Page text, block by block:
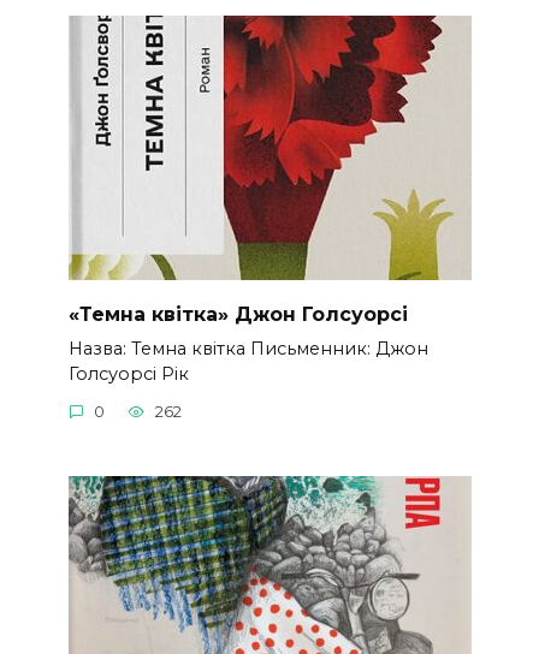
«Темна квітка» Джон Голсуорсі
Назва: Темна квітка Письменник: Джон
Голсуорсі Рік
0 262